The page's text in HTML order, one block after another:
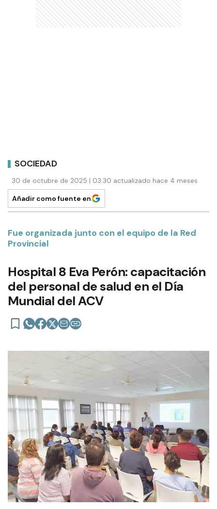
SOCIEDAD
30 de octubre de 2025 | 03:30 actualizado hace 4 meses
Añadir como fuente en
Fue organizada junto con el equipo de la Red
Provincial
Hospital 8 Eva Perón: capacitación
del personal de salud en el Día
Mundial del ACV